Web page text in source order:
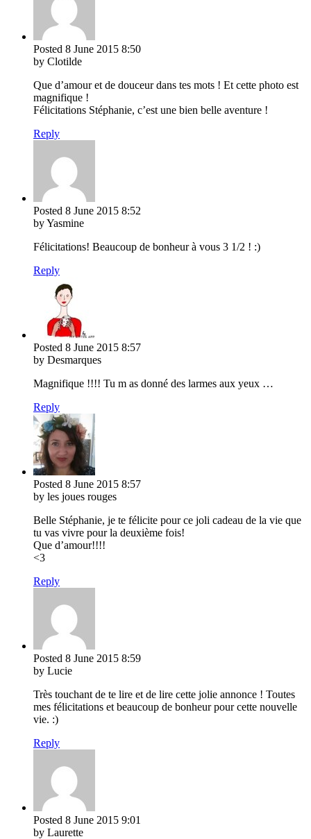
Posted 8 June 2015 8:50
by Clotilde
Que d’amour et de douceur dans tes mots ! Et cette photo est
magnifique !
Félicitations Stéphanie, c’est une bien belle aventure !
Reply
Posted 8 June 2015 8:52
by Yasmine
Félicitations! Beaucoup de bonheur à vous 3 1/2 ! :)
Reply
Posted 8 June 2015 8:57
by Desmarques
Magnifique !!!! Tu m as donné des larmes aux yeux …
Reply
Posted 8 June 2015 8:57
by les joues rouges
Belle Stéphanie, je te félicite pour ce joli cadeau de la vie que
tu vas vivre pour la deuxième fois!
Que d’amour!!!!
<3
Reply
Posted 8 June 2015 8:59
by Lucie
Très touchant de te lire et de lire cette jolie annonce ! Toutes
mes félicitations et beaucoup de bonheur pour cette nouvelle
vie. :)
Reply
Posted 8 June 2015 9:01
by Laurette